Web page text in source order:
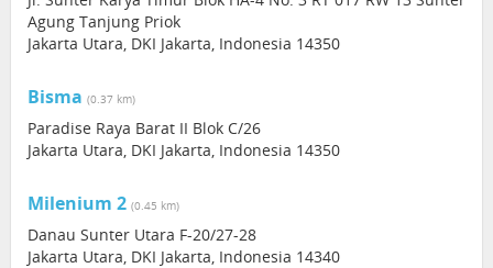
Agung Tanjung Priok
Jakarta Utara, DKI Jakarta, Indonesia 14350
Bisma (0.37 km)
Paradise Raya Barat II Blok C/26
Jakarta Utara, DKI Jakarta, Indonesia 14350
Milenium 2 (0.45 km)
Danau Sunter Utara F-20/27-28
Jakarta Utara, DKI Jakarta, Indonesia 14340